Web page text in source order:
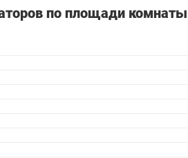
по площади комнаты